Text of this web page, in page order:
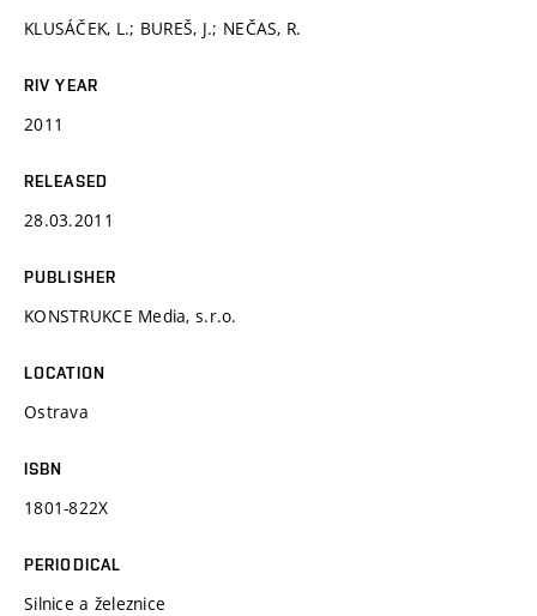
KLUSÁČEK, L.; BUREŠ, J.; NEČAS, R.
RIV YEAR
2011
RELEASED
28.03.2011
PUBLISHER
KONSTRUKCE Media, s.r.o.
LOCATION
Ostrava
ISBN
1801-822X
PERIODICAL
Silnice a železnice